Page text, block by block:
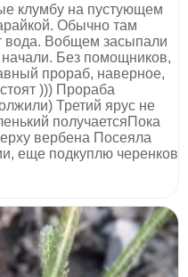
клумбу на пустующем
Обычно там
вода. Вобщем засыпали
Без помощников,
прораб, наверное,
))) Прораба
Третий ярус не
получаетсяПока
вербена Посеяла
еще подкуплю черенков